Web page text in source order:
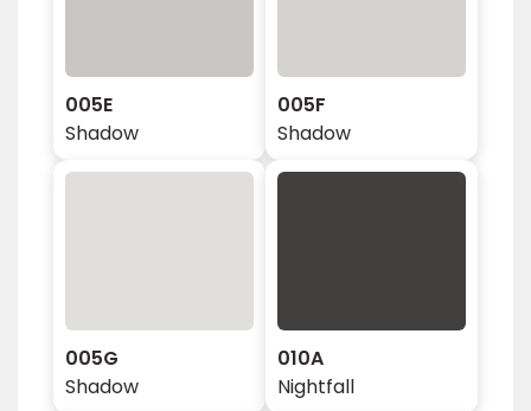
005E
Shadow
005F
Shadow
005G
Shadow
010A
Nightfall